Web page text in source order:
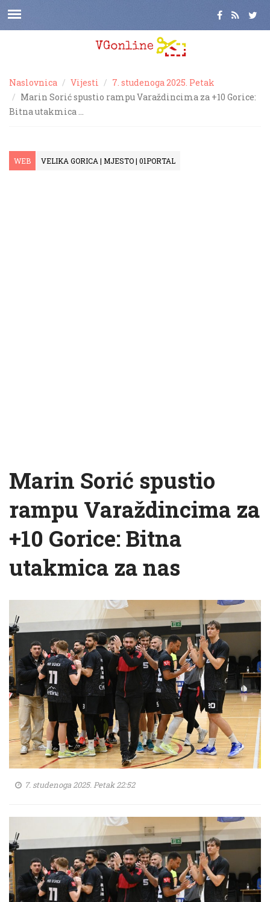
Naslovnica Vijesti
7. studenoga 2025. Petak
Marin Sorić spustio rampu Varaždincima za +10 Gorice:
Bitna utakmica …
WEB VELIKA GORICA | MJESTO | 01PORTAL
Marin Sorić spustio
rampu Varaždincima za
+10 Gorice: Bitna
utakmica za nas
7. studenoga 2025. Petak 22:52